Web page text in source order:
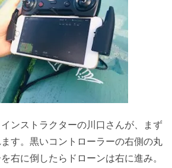
ンストラクターの川口さんが、まず
す。黒いコントローラーの右側の丸
右に倒したらドローンは右に進み。